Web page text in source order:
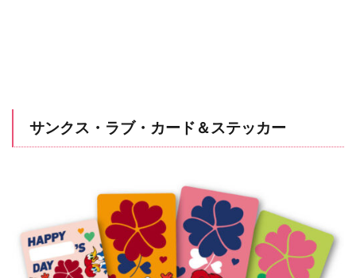
サンクス・ラブ・カード＆ステッカー